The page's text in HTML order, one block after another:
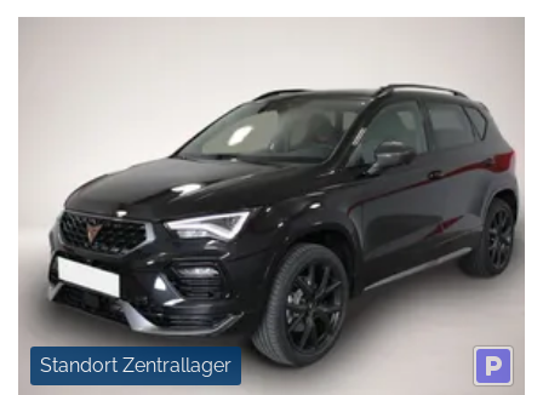
Standort Zentrallager